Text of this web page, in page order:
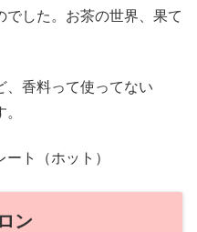
した。お茶の世界、果て
、香料って使ってない
ト（ホット）
ン